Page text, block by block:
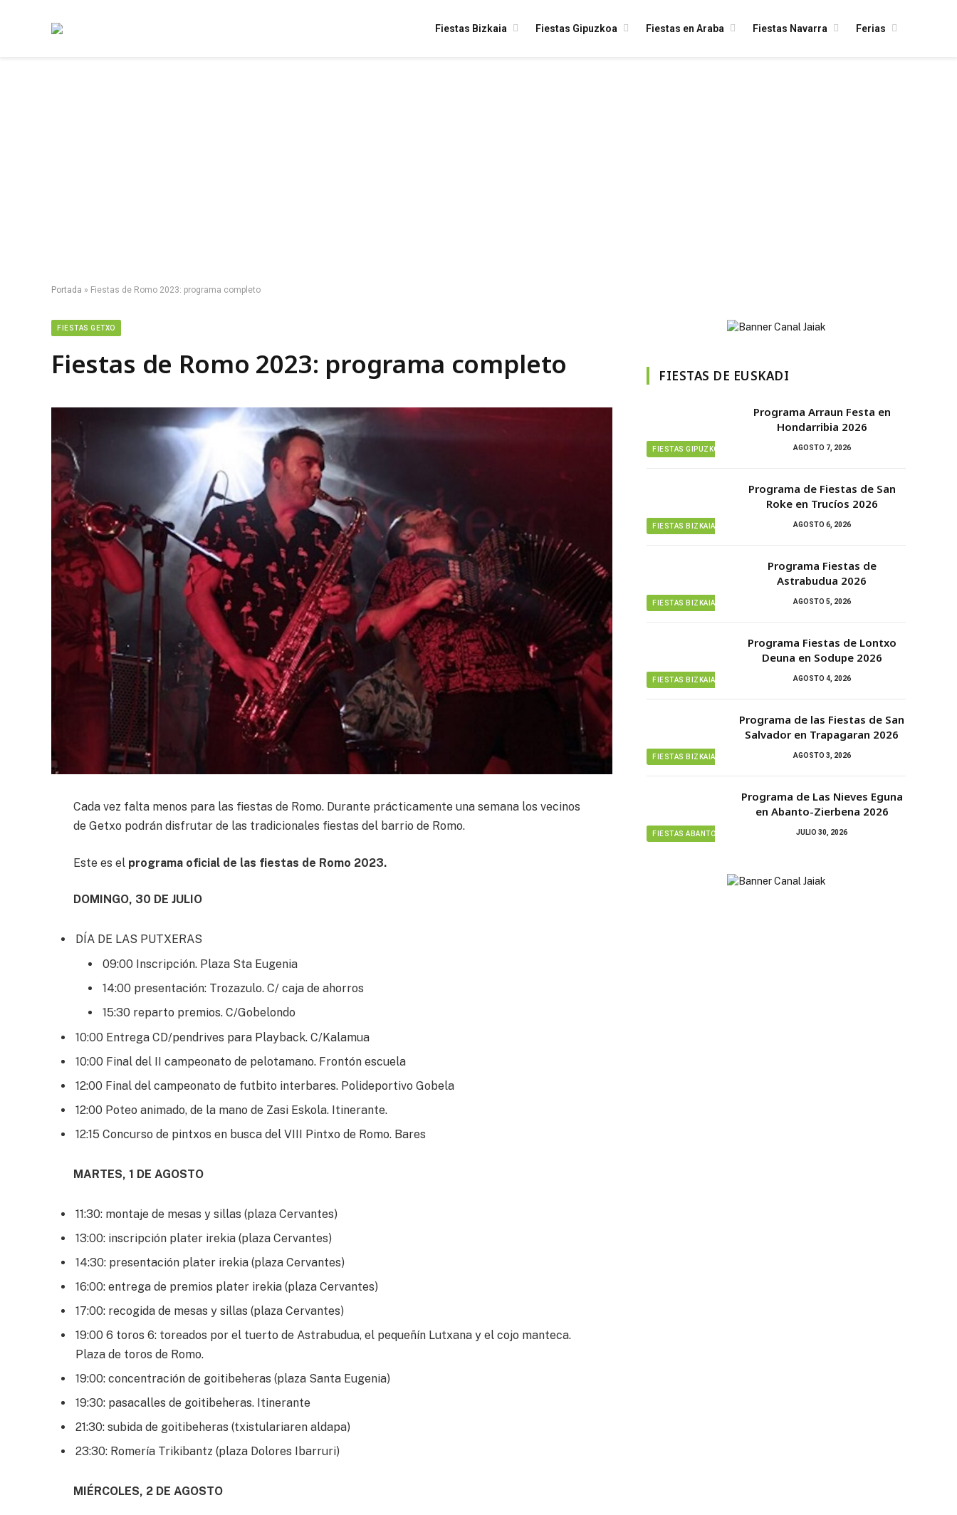
Fiestas Bizkaia Fiestas Gipuzkoa Fiestas en Araba Fiestas Navarra Ferias
Portada » Fiestas de Romo 2023: programa completo
FIESTAS GETXO
Fiestas de Romo 2023: programa completo
Cada vez falta menos para las fiestas de Romo. Durante prácticamente una semana los vecinos
de Getxo podrán disfrutar de las tradicionales fiestas del barrio de Romo.
Este es el programa oficial de las fiestas de Romo 2023.
DOMINGO, 30 DE JULIO
DÍA DE LAS PUTXERAS
09:00 Inscripción. Plaza Sta Eugenia
14:00 presentación: Trozazulo. C/ caja de ahorros
15:30 reparto premios. C/Gobelondo
10:00 Entrega CD/pendrives para Playback. C/Kalamua
10:00 Final del II campeonato de pelotamano. Frontón escuela
12:00 Final del campeonato de futbito interbares. Polideportivo Gobela
12:00 Poteo animado, de la mano de Zasi Eskola. Itinerante.
12:15 Concurso de pintxos en busca del VIII Pintxo de Romo. Bares
MARTES, 1 DE AGOSTO
11:30: montaje de mesas y sillas (plaza Cervantes)
13:00: inscripción plater irekia (plaza Cervantes)
14:30: presentación plater irekia (plaza Cervantes)
16:00: entrega de premios plater irekia (plaza Cervantes)
17:00: recogida de mesas y sillas (plaza Cervantes)
19:00 6 toros 6: toreados por el tuerto de Astrabudua, el pequeñín Lutxana y el cojo manteca.
Plaza de toros de Romo.
19:00: concentración de goitibeheras (plaza Santa Eugenia)
19:30: pasacalles de goitibeheras. Itinerante
21:30: subida de goitibeheras (txistulariaren aldapa)
23:30: Romería Trikibantz (plaza Dolores Ibarruri)
MIÉRCOLES, 2 DE AGOSTO
FIESTAS DE EUSKADI
FIESTAS GIPUZKOA
Programa Arraun Festa en
Hondarribia 2026
AGOSTO 7, 2026
FIESTAS BIZKAIA
Programa de Fiestas de San
Roke en Trucíos 2026
AGOSTO 6, 2026
FIESTAS BIZKAIA
Programa Fiestas de
Astrabudua 2026
AGOSTO 5, 2026
FIESTAS BIZKAIA
Programa Fiestas de Lontxo
Deuna en Sodupe 2026
AGOSTO 4, 2026
FIESTAS BIZKAIA
Programa de las Fiestas de San
Salvador en Trapagaran 2026
AGOSTO 3, 2026
FIESTAS ABANTO ZIERBENA
Programa de Las Nieves Eguna
en Abanto-Zierbena 2026
JULIO 30, 2026